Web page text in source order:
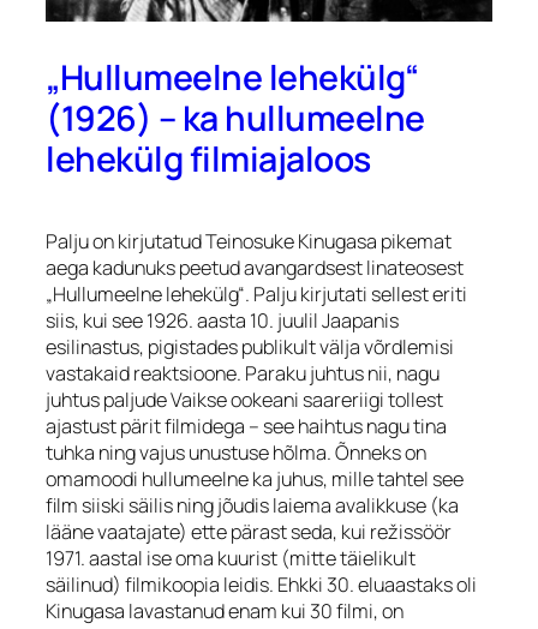
„Hullumeelne lehekülg“
(1926) – ka hullumeelne
lehekülg filmiajaloos
Palju on kirjutatud Teinosuke Kinugasa pikemat
aega kadunuks peetud avangardsest linateosest
„Hullumeelne lehekülg“. Palju kirjutati sellest eriti
siis, kui see 1926. aasta 10. juulil Jaapanis
esilinastus, pigistades publikult välja võrdlemisi
vastakaid reaktsioone. Paraku juhtus nii, nagu
juhtus paljude Vaikse ookeani saareriigi tollest
ajastust pärit filmidega – see haihtus nagu tina
tuhka ning vajus unustuse hõlma. Õnneks on
omamoodi hullumeelne ka juhus, mille tahtel see
film siiski säilis ning jõudis laiema avalikkuse (ka
lääne vaatajate) ette pärast seda, kui režissöör
1971. aastal ise oma kuurist (mitte täielikult
säilinud) filmikoopia leidis. Ehkki 30. eluaastaks oli
Kinugasa lavastanud enam kui 30 filmi, on